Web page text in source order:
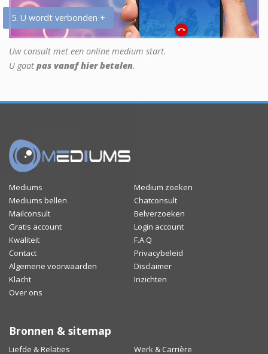
5. U wordt verbonden +
Uw consult met een online medium start.
U gaat pas vanaf hier betalen.
Mediums
Medium zoeken
Mediums bellen
Chatconsult
Mailconsult
Belverzoeken
Gratis account
Login account
Kwaliteit
F.A.Q
Contact
Privacybeleid
Algemene voorwaarden
Disclaimer
Klacht
Inzichten
Over ons
Bronnen & sitemap
Liefde & Relaties Werk & Carrière